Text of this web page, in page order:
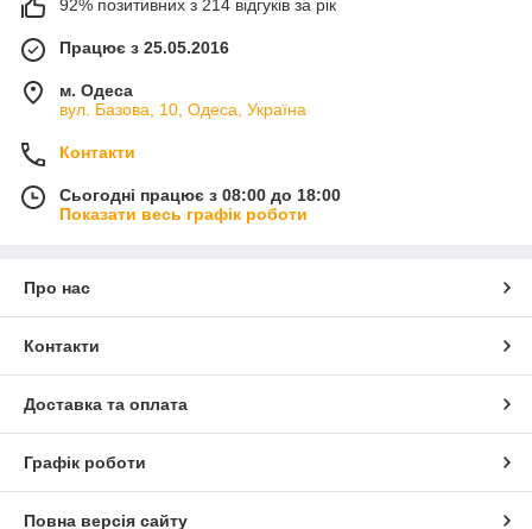
92% позитивних з 214 відгуків за рік
Працює з 25.05.2016
м. Одеса
вул. Базова, 10, Одеса, Україна
Контакти
Сьогодні працює з 08:00 до 18:00
Показати весь графік роботи
Про нас
Контакти
Доставка та оплата
Графік роботи
Повна версія сайту